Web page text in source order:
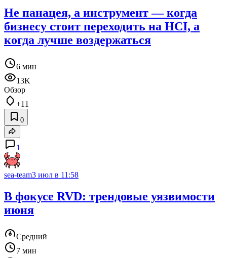
Не панацея, а инструмент — когда
бизнесу стоит переходить на HCI, а
когда лучше воздержаться
6 мин
13K
Обзор
+11
0
1
sea-team3 июл в 11:58
В фокусе RVD: трендовые уязвимости
июня
Средний
7 мин